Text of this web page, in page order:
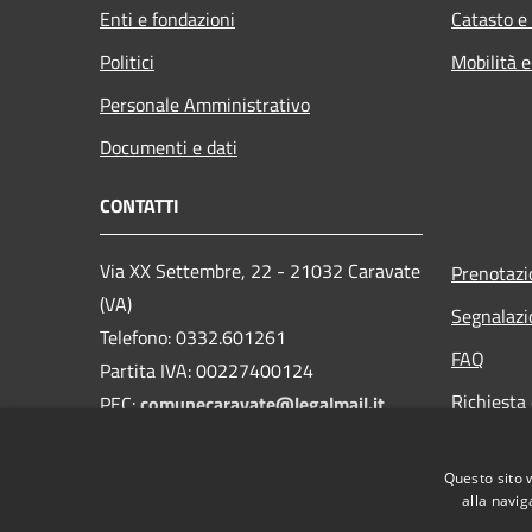
Enti e fondazioni
Politici
Personale Amministrativo
Documenti e dati
Catasto
Mobilità
CONTATTI
Via XX Settembre, 22 - 21032 Caravate
(VA)
Telefono: 0332.601261
Partita IVA: 00227400124
PEC:comunecaravate@legalmail.it
FAQ
Questo sito
alla